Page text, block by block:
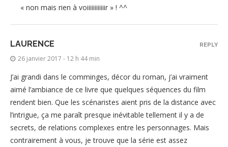
« non mais rien à voiiiiiiiiiiiir » ! ^^
LAURENCE
26 janvier 2017 - 12 h 44 min
J’ai grandi dans le comminges, décor du roman, j’ai vraiment
aimé l’ambiance de ce livre que quelques séquences du film
rendent bien. Que les scénaristes aient pris de la distance avec
l’intrigue, ça me paraît presque inévitable tellement il y a de
secrets, de relations complexes entre les personnages. Mais
contrairement à vous, je trouve que la série est assez
REPLY